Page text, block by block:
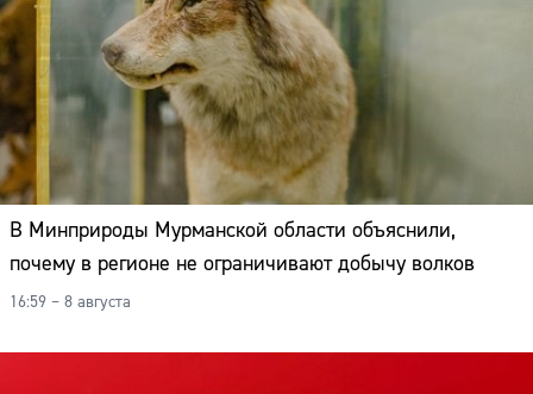
В Минприроды Мурманской области объяснили,
почему в регионе не ограничивают добычу волков
16:59 – 8 августа